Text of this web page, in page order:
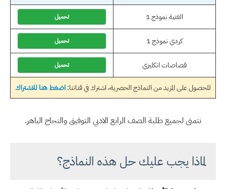
الفنية نموذج 1 تحميل
كردي نموذج 1 تحميل
قصاصات انكليزي تحميل
للحصول على المزيد من النماذج الحصرية، اشترك في قناتنا:اضغط هنا للاشتراك
نتمنى لجميع طلبة الصف الرابع الادبي التوفيق والنجاح الباهر.
لماذا يجب عليك حل هذه النماذج؟